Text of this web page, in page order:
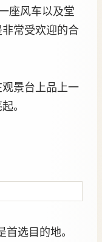
座风车以及堂
常受欢迎的合
景台上品上一
。
选目的地。